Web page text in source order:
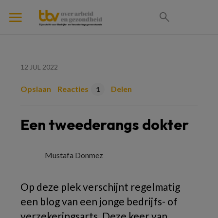
12 JUL 2022
Opslaan Reacties 1 Delen
Een tweederangs dokter
Mustafa Donmez
Op deze plek verschijnt regelmatig
een blog van een jonge bedrijfs- of